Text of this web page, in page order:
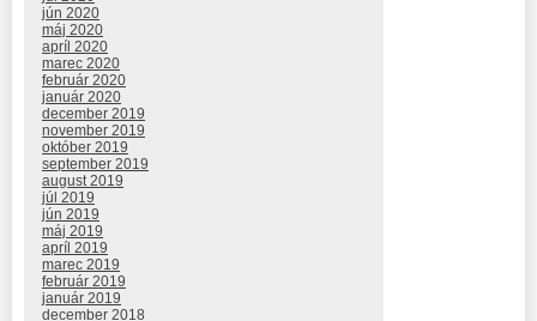
jún 2020
máj 2020
apríl 2020
marec 2020
február 2020
január 2020
december 2019
november 2019
október 2019
september 2019
august 2019
júl 2019
jún 2019
máj 2019
apríl 2019
marec 2019
február 2019
január 2019
december 2018